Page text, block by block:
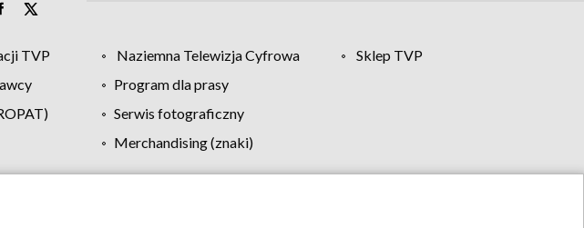
TVP Naziemna Telewizja Cyfrowa
Sklep TVP
Program dla prasy
Serwis fotograficzny
Merchandising (znaki)